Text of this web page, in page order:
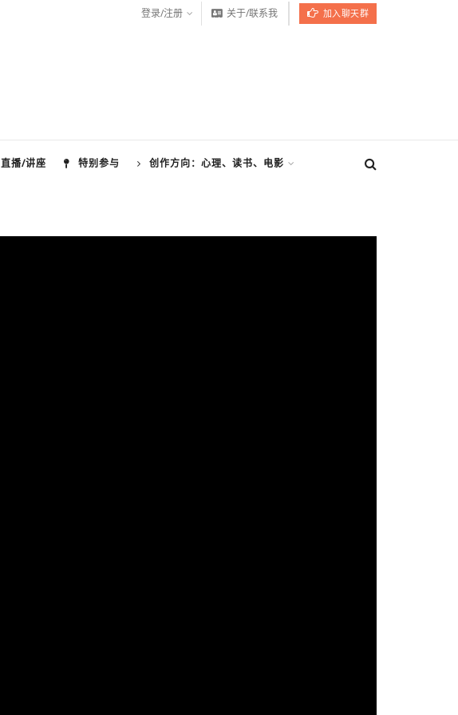
登录/注册 关于/联系我 加入聊天群
直播/讲座 特别参与 创作方向：心理、读书、电影